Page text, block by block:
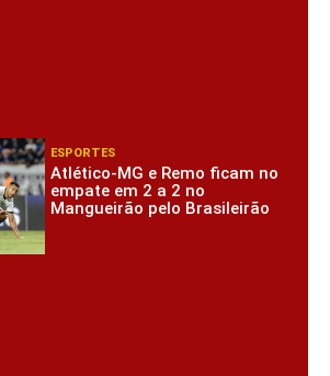
ESPORTES
Atlético-MG e Remo ficam no
empate em 2 a 2 no
Mangueirão pelo Brasileirão